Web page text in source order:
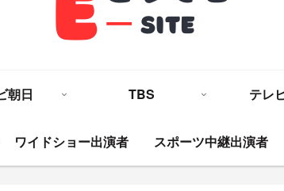
朝日 TBS テレ
ワイドショー出演者 スポーツ中継出演者